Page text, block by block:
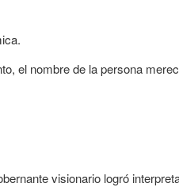
el nombre de la persona
visionario logró